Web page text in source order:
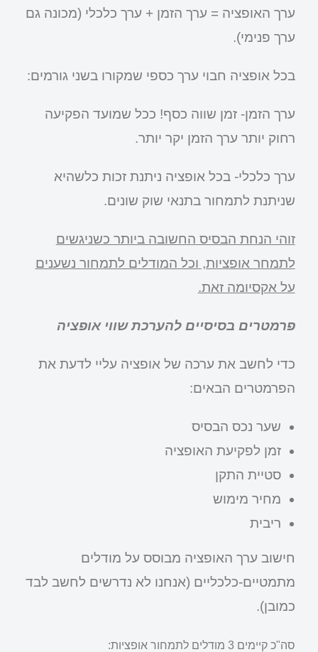
ערך האופציה = ערך הזמן + ערך כלכלי (מכונה גם
ערך פנימי).
בכל אופציה חבוי ערך כספי שמקורו בשני גורמים:
ערך הזמן- זמן שווה כסף! ככל שמועד הפקיעה
רחוק יותר ערך הזמן יקר יותר.
ערך כלכלי- בכל אופציה ניתנת זכות כלשהיא
שניתנת לתמחור בתנאי שוק שונים.
זוהי הנחת הבסיס החשובה ביותר כשניגשים
לתמחר אופציות, וכל המודלים לתמחור נשענים
על אקסיומה זאת.
פרמטרים בסיסיים להערכת שווי אופציה
כדי לחשב את ערכה של אופציה עליי לדעת את
הפרמטרים הבאים:
שער נכס הבסיס
זמן לפקיעת האופציה
סטיית התקן
מחיר מימוש
ריבית
חישוב ערך האופציה מבוסס על מודלים
מתמטיים-כלכליים (אנחנו לא נדרשים לחשב לבד
כמובן).
סה"כ קיימים 3 מודלים לתמחור אופציות: